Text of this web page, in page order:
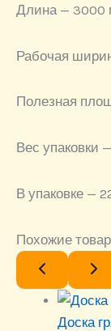
Длина — 3000
Рабочая
Полезная
Вес упаковки
В упаковке —
Похожие
Доска